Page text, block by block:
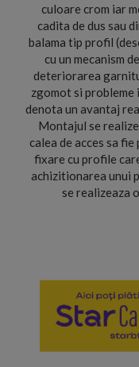
culoare crom iar
cadita de dus sau
balama tip profil
cu un mecanism
deteriorarea
zgomot si probleme
denota un avantaj
Montajul se
calea de acces sa
fixare cu profile
achizitionarea unui
se realizeaza